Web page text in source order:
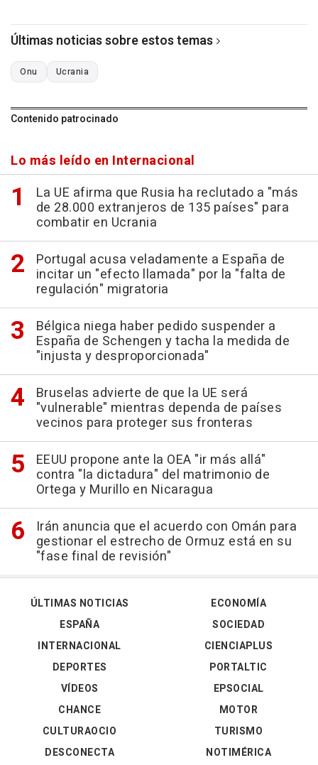
Últimas noticias sobre estos temas
Onu Ucrania
Contenido patrocinado
Lo más leído en Internacional
La UE afirma que Rusia ha reclutado a "más
de 28.000 extranjeros de 135 países" para
combatir en Ucrania
Portugal acusa veladamente a España de
incitar un "efecto llamada" por la "falta de
regulación" migratoria
Bélgica niega haber pedido suspender a
España de Schengen y tacha la medida de
"injusta y desproporcionada"
Bruselas advierte de que la UE será
"vulnerable" mientras dependa de países
vecinos para proteger sus fronteras
EEUU propone ante la OEA "ir más allá"
contra "la dictadura" del matrimonio de
Ortega y Murillo en Nicaragua
Irán anuncia que el acuerdo con Omán para
gestionar el estrecho de Ormuz está en su
"fase final de revisión"
ÚLTIMAS NOTICIAS
ESPAÑA
INTERNACIONAL
DEPORTES
VÍDEOS
ECONOMÍA
SOCIEDAD
CIENCIAPLUS
PORTALTIC
EPSOCIAL
CHANCE
CULTURAOCIO
DESCONECTA
MOTOR
TURISMO
NOTIMÉRICA